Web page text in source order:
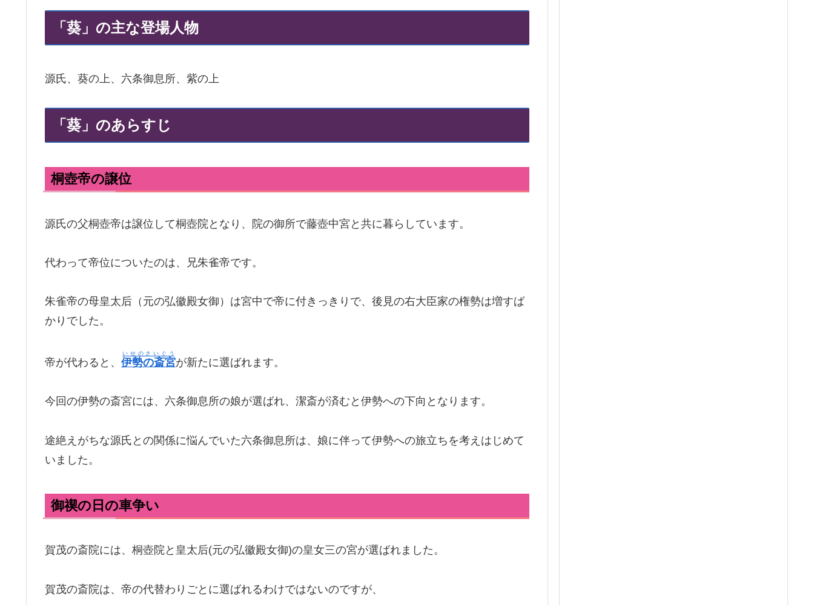
「葵」の主な登場人物
源氏、葵の上、六条御息所、紫の上
「葵」のあらすじ
桐壺帝の譲位
源氏の父桐壺帝は譲位して桐壺院となり、院の御所で藤壺中宮と共に暮らしています。
代わって帝位についたのは、兄朱雀帝です。
朱雀帝の母皇太后（元の弘徽殿女御）は宮中で帝に付きっきりで、後見の右大臣家の権勢は増すば
かりでした。
帝が代わると、 伊勢の斎宮
いせのさいぐう
が新たに選ばれます。
今回の伊勢の斎宮には、六条御息所の娘が選ばれ、潔斎が済むと伊勢への下向となります。
途絶えがちな源氏との関係に悩んでいた六条御息所は、娘に伴って伊勢への旅立ちを考えはじめて
いました。
御禊の日の車争い
賀茂の斎院には、桐壺院と皇太后(元の弘徽殿女御)の皇女三の宮が選ばれました。
賀茂の斎院は、帝の代替わりごとに選ばれるわけではないのですが、